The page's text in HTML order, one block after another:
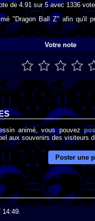
de4.91sur5 avec 1336
"Dragon Ball Z" afin qu'il
Votre note
animé, vous pouvez
aux souvenirs des visiteurs
Poster une
14:49.